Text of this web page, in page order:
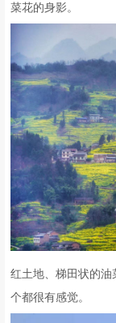
菜花的身影。
红土地、梯田状的油
个都很有感觉。